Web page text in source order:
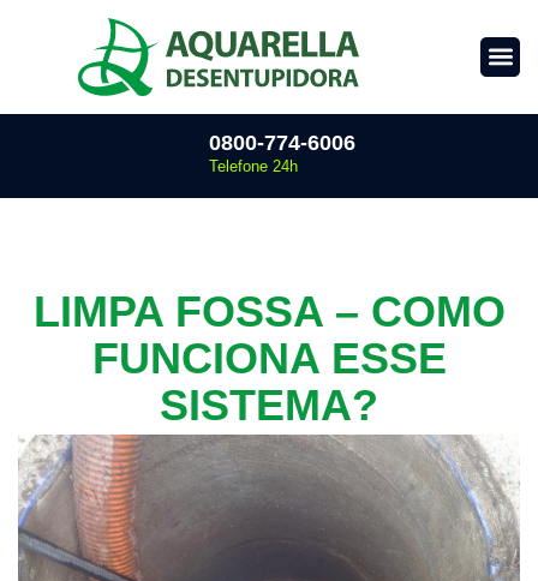
0800-774-6006
Telefone 24h
LIMPA FOSSA – COMO
FUNCIONA ESSE
SISTEMA?